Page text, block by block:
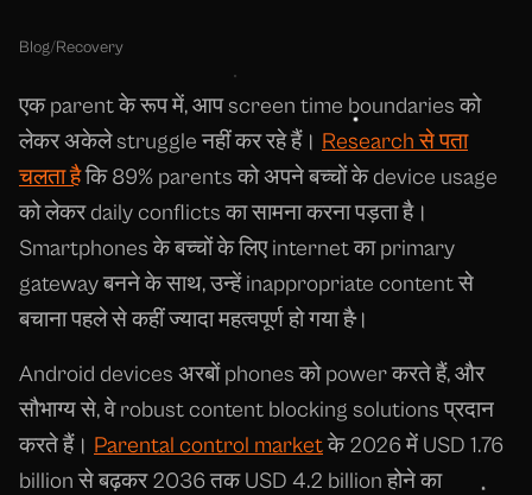
Blog/Recovery
एक parent के रूप में, आप screen time boundaries को
लेकर अकेले struggle नहीं कर रहे हैं। Research से पता
चलता हैकि 89% parents को अपने बच्चों के device usage
को लेकर daily conflicts का सामना करना पड़ता है।
Smartphones के बच्चों के लिए internet का primary
gateway बनने के साथ, उन्हें inappropriate content से
बचाना पहले से कहीं ज्यादा महत्वपूर्ण हो गया है।
Android devices अरबों phones को power करते हैं, और
सौभाग्य से, वे robust content blocking solutions प्रदान
करते हैं। Parental control marketके 2026 में USD 1.76
billion से बढ़कर 2036 तक USD 4.2 billion होने का